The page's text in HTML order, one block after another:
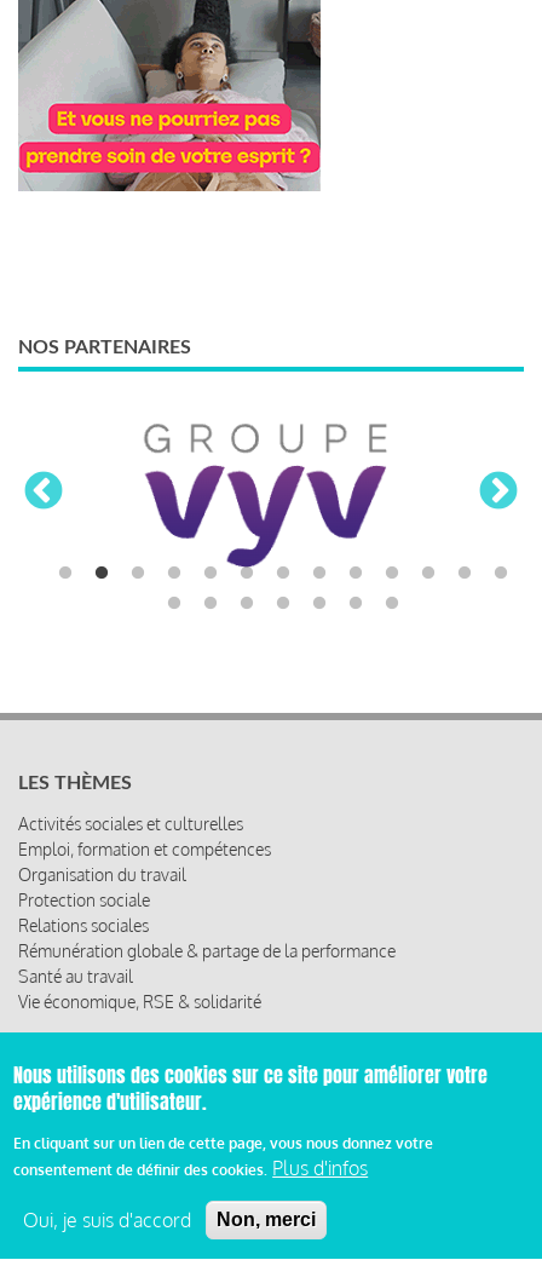
NOS PARTENAIRES
LES THÈMES
Activités sociales et culturelles
Emploi, formation et compétences
Organisation du travail
Protection sociale
Relations sociales
Rémunération globale & partage de la performance
Santé au travail
Vie économique, RSE & solidarité
Les abonnements
Les rencontres
Les ressources
© 2019 Miroir Social - Réalisé par
Nous utilisons des cookies sur ce site pour améliorer votre
expérience d'utilisateur.
En cliquant sur un lien de cette page, vous nous donnez votre
consentement de définir des cookies. Plus d'infos
Oui, je suis d'accord Non, merci